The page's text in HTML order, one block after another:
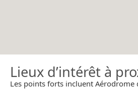
Lieux d’intérêt à
Les points forts incluent Aérodrome